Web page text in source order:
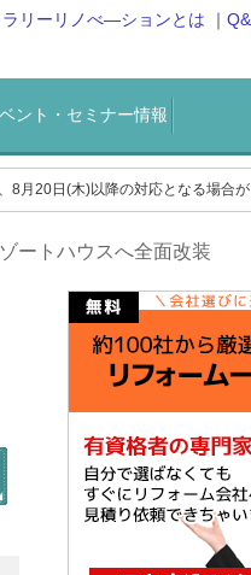
リーリノべ―ションとは
ント・セミナー情報
8月20日(木)以降の対応となる場合が
ートハウスへ全面改装